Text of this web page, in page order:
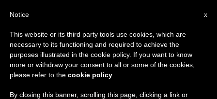
×
Aviso importante
Del 27 de julio al 7 de agosto haremos la pausa
anual, aprovechando que en el periodo de verano
se generan menos informaciones y también el
x
Notice
This website or its third party tools use cookies, which are
necessary to its functioning and required to achieve the
purposes illustrated in the cookie policy. If you want to know
more or withdraw your consent to all or some of the cookies,
please refer to the cookie policy
By closing this banner, scrolling this page, clicking a link or